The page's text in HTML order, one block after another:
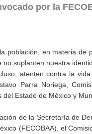
por la
población, en materia
suplanten nuestra
atenten contra la
Parra Noriega,
del Estado de México y
de la Secretaría de
(FECOBAA), el